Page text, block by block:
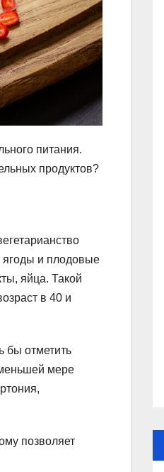
питания.
продуктов?
ягоды и плодовые
яйца. Такой
в 40 и
бы отметить
мере
позволяет